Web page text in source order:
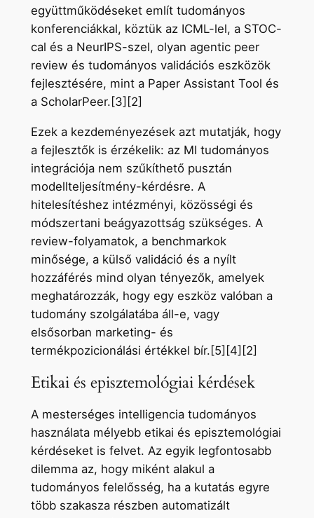
együttműködéseket említ tudományos
konferenciákkal, köztük az ICML-lel, a STOC-
cal és a NeurIPS-szel, olyan agentic peer
review és tudományos validációs eszközök
fejlesztésére, mint a Paper Assistant Tool és
a ScholarPeer.[3][2]
Ezek a kezdeményezések azt mutatják, hogy
a fejlesztők is érzékelik: az MI tudományos
integrációja nem szűkíthető pusztán
modellteljesítmény-kérdésre. A
hitelesítéshez intézményi, közösségi és
módszertani beágyazottság szükséges. A
review-folyamatok, a benchmarkok
minősége, a külső validáció és a nyílt
hozzáférés mind olyan tényezők, amelyek
meghatározzák, hogy egy eszköz valóban a
tudomány szolgálatába áll-e, vagy
elsősorban marketing- és
termékpozicionálási értékkel bír.[5][4][2]
Etikai és episztemológiai kérdések
A mesterséges intelligencia tudományos
használata mélyebb etikai és episztemológiai
kérdéseket is felvet. Az egyik legfontosabb
dilemma az, hogy miként alakul a
tudományos felelősség, ha a kutatás egyre
több szakasza részben automatizált